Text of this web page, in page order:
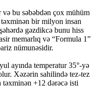
bu səbəbdən çox mühüm
bir milyon insan
gəzdikcə bunu hiss
memarlıq və “Formula 1”
nümunəsidir.
ayında temperatur 35°-yə
Xəzərin sahilində tez-tez
+12 dərəcə isti